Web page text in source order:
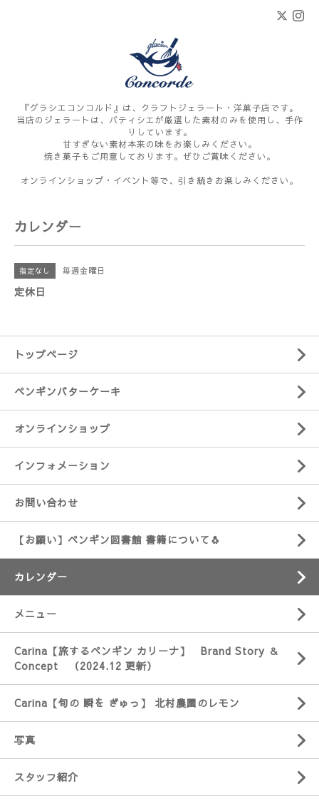
『グラシエコンコルド』は、クラフトジェラート・洋菓子店です。
当店のジェラートは、パティシエが厳選した素材のみを使用し、手作
りしています。
甘すぎない素材本来の味をお楽しみください。
焼き菓子もご用意しております。ぜひご賞味ください。
オンラインショップ・イベント等で、引き続きお楽しみください。
カレンダー
指定なし 毎週金曜日
定休日
トップページ
ペンギンバターケーキ
オンラインショップ
インフォメーション
お問い合わせ
【お願い】ペンギン図書館 書籍について🐧
カレンダー
メニュー
Carina【旅するペンギン カリーナ】 Brand Story ＆
Concept （2024.12 更新）
Carina【旬の 瞬を ぎゅっ】 北村農園のレモン
写真
スタッフ紹介